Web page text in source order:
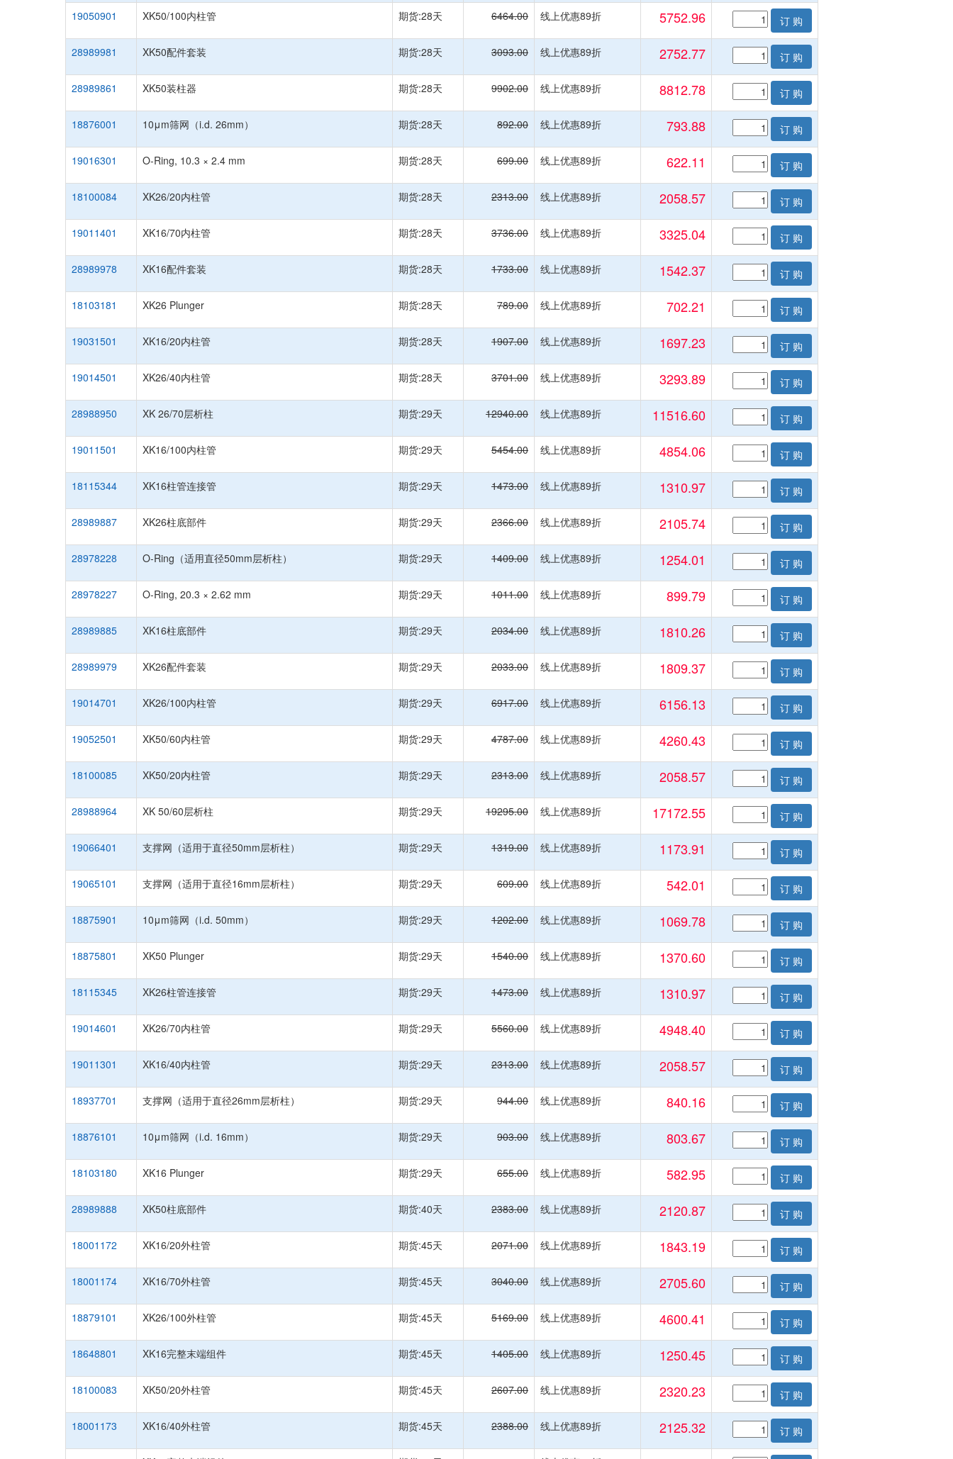
19050901 XK50/100内柱管 期货:28天 6464.00 线上优惠89折 5752.96 订 购
28989981 XK50配件套装 期货:28天 3093.00 线上优惠89折 2752.77 订 购
28989861 XK50装柱器 期货:28天 9902.00 线上优惠89折 8812.78 订 购
18876001 10μm筛网（i.d. 26mm） 期货:28天 892.00 线上优惠89折 793.88 订 购
19016301 O-Ring, 10.3 × 2.4 mm 期货:28天 699.00 线上优惠89折 622.11 订 购
18100084 XK26/20内柱管 期货:28天 2313.00 线上优惠89折 2058.57 订 购
19011401 XK16/70内柱管 期货:28天 3736.00 线上优惠89折 3325.04 订 购
28989978 XK16配件套装 期货:28天 1733.00 线上优惠89折 1542.37 订 购
18103181 XK26 Plunger 期货:28天 789.00 线上优惠89折 702.21 订 购
19031501 XK16/20内柱管 期货:28天 1907.00 线上优惠89折 1697.23 订 购
19014501 XK26/40内柱管 期货:28天 3701.00 线上优惠89折 3293.89 订 购
28988950 XK 26/70层析柱 期货:29天 12940.00 线上优惠89折 11516.60 订 购
19011501 XK16/100内柱管 期货:29天 5454.00 线上优惠89折 4854.06 订 购
18115344 XK16柱管连接管 期货:29天 1473.00 线上优惠89折 1310.97 订 购
28989887 XK26柱底部件 期货:29天 2366.00 线上优惠89折 2105.74 订 购
28978228 O-Ring（适用直径50mm层析柱） 期货:29天 1409.00 线上优惠89折 1254.01 订 购
28978227 O-Ring, 20.3 × 2.62 mm 期货:29天 1011.00 线上优惠89折 899.79 订 购
28989885 XK16柱底部件 期货:29天 2034.00 线上优惠89折 1810.26 订 购
28989979 XK26配件套装 期货:29天 2033.00 线上优惠89折 1809.37 订 购
19014701 XK26/100内柱管 期货:29天 6917.00 线上优惠89折 6156.13 订 购
19052501 XK50/60内柱管 期货:29天 4787.00 线上优惠89折 4260.43 订 购
18100085 XK50/20内柱管 期货:29天 2313.00 线上优惠89折 2058.57 订 购
28988964 XK 50/60层析柱 期货:29天 19295.00 线上优惠89折 17172.55 订 购
19066401 支撑网（适用于直径50mm层析柱） 期货:29天 1319.00 线上优惠89折 1173.91 订 购
19065101 支撑网（适用于直径16mm层析柱） 期货:29天 609.00 线上优惠89折 542.01 订 购
18875901 10μm筛网（i.d. 50mm） 期货:29天 1202.00 线上优惠89折 1069.78 订 购
18875801 XK50 Plunger 期货:29天 1540.00 线上优惠89折 1370.60 订 购
18115345 XK26柱管连接管 期货:29天 1473.00 线上优惠89折 1310.97 订 购
19014601 XK26/70内柱管 期货:29天 5560.00 线上优惠89折 4948.40 订 购
19011301 XK16/40内柱管 期货:29天 2313.00 线上优惠89折 2058.57 订 购
18937701 支撑网（适用于直径26mm层析柱） 期货:29天 944.00 线上优惠89折 840.16 订 购
18876101 10μm筛网（i.d. 16mm） 期货:29天 903.00 线上优惠89折 803.67 订 购
18103180 XK16 Plunger 期货:29天 655.00 线上优惠89折 582.95 订 购
28989888 XK50柱底部件 期货:40天 2383.00 线上优惠89折 2120.87 订 购
18001172 XK16/20外柱管 期货:45天 2071.00 线上优惠89折 1843.19 订 购
18001174 XK16/70外柱管 期货:45天 3040.00 线上优惠89折 2705.60 订 购
18879101 XK26/100外柱管 期货:45天 5169.00 线上优惠89折 4600.41 订 购
18648801 XK16完整末端组件 期货:45天 1405.00 线上优惠89折 1250.45 订 购
18100083 XK50/20外柱管 期货:45天 2607.00 线上优惠89折 2320.23 订 购
18001173 XK16/40外柱管 期货:45天 2388.00 线上优惠89折 2125.32 订 购